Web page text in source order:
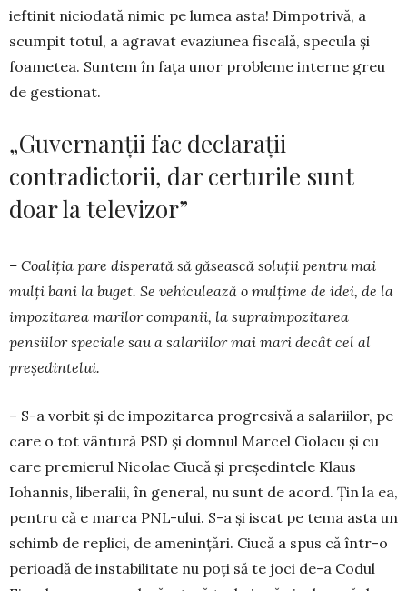
ieftinit niciodată nimic pe lumea asta! Dimpotrivă, a
scumpit totul, a agra­vat evaziunea fiscală, specula și
foametea. Sun­tem în fața unor probleme interne greu
de ges­tio­nat.
„Guvernanții fac declarații
contradictorii, dar certurile sunt
doar la televizor”
– Coaliția pare disperată să găsească soluții pentru mai
mulți bani la buget. Se vehiculează o mulțime de idei, de la
impozitarea marilor com­panii, la supraimpozitarea
pensiilor speciale sau a salariilor mai mari decât cel al
președintelui.
– S-a vorbit și de impozitarea progresivă a sa­lariilor, pe
care o tot vântură PSD și domnul Marcel Ciolacu și cu
care premierul Nicolae Ciucă și pre­ședintele Klaus
Iohannis, liberalii, în general, nu sunt de acord. Țin la ea,
pentru că e marca PNL-ului. S-a și iscat pe tema asta un
schimb de replici, de amenințări. Ciucă a spus că într-o
perioadă de instabilitate nu poți să te joci de-a Codul